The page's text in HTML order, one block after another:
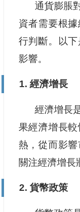
通貨膨脹
資者需要根
行判斷。以
影響。
1. 經濟增長
經濟增長
果經濟增長
熱，從而影
關注經濟增長
2. 貨幣政策